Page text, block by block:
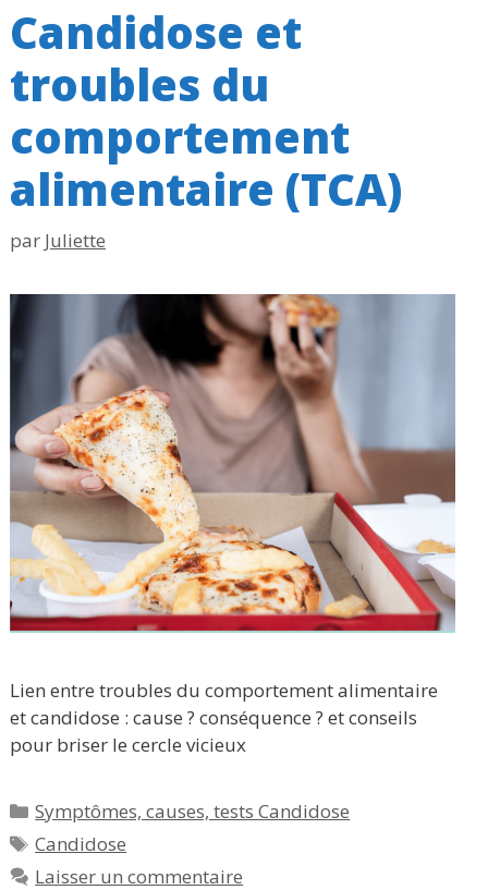
Candidose et
troubles du
comportement
alimentaire (TCA)
par Juliette
Lien entre troubles du comportement alimentaire
et candidose : cause ? conséquence ? et conseils
pour briser le cercle vicieux
Catégories
Symptômes, causes, tests Candidose
Étiquettes
Candidose
Laisser un commentaire